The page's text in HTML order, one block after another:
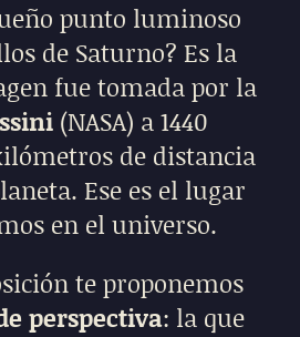
punto luminoso
de Saturno? Es la
fue tomada por la
(NASA) a 1440
de distancia
Ese es el lugar
en el universo.
te proponemos
perspectiva: la que